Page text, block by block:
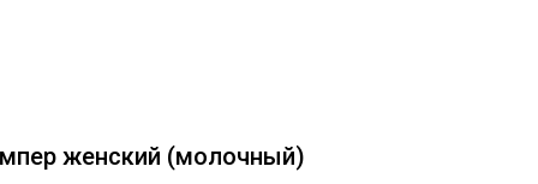
женский (молочный)